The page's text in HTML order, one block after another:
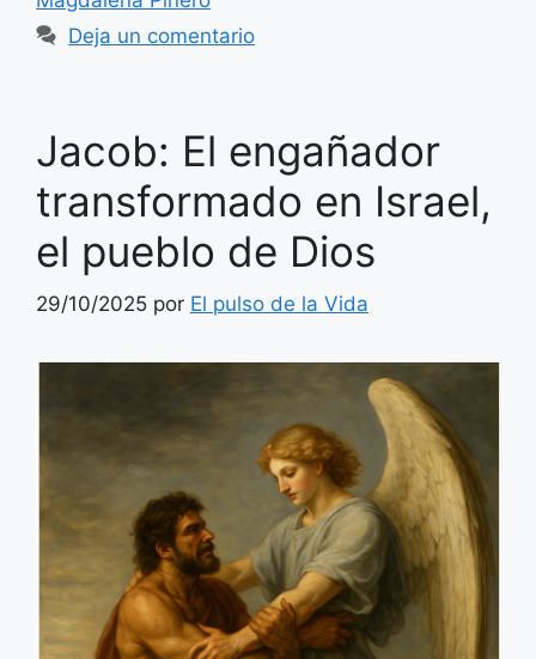
Deja un comentario
Jacob: El engañador
transformado en Israel,
el pueblo de Dios
29/10/2025 por El pulso de la Vida